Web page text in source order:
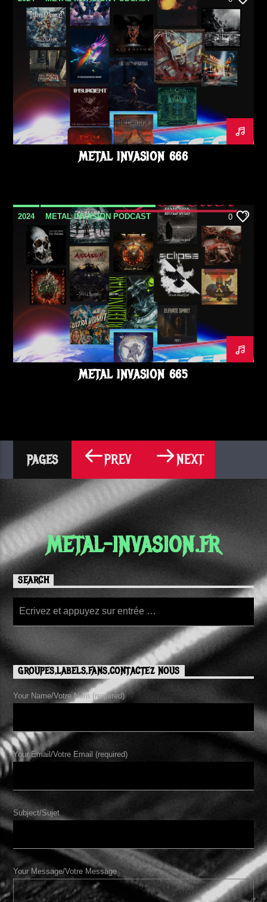
OCTOBRE
METAL INVASION 666
2024 METAL INVASION PODCAST
SEPTEMBRE
0
METAL INVASION 665
PAGES PREV NEXT
METAL-INVASION.FR
SEARCH
GROUPES,LABELS,FANS,CONTACTEZ NOUS
Your Name/Votre Nom (required)
Your Email/Votre Email (required)
Subject/Sujet
Your Message/Votre Message